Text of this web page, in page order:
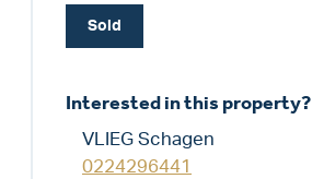
Sold
Interested in this property?
VLIEG Schagen
0224296441